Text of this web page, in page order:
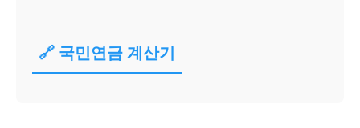
🔗 국민연금 계산기